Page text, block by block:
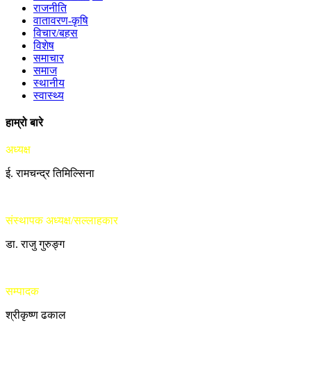
राजनीति
वातावरण-कृषि
विचार/बहस
विशेष
समाचार
समाज
स्थानीय
स्वास्थ्य
हाम्रो बारे
अध्यक्ष
ई. रामचन्द्र तिमिल्सिना
संस्थापक अध्यक्ष/सल्लाहकार
डा. राजु गुरुङ्ग
सम्पादक
श्रीकृष्ण ढकाल